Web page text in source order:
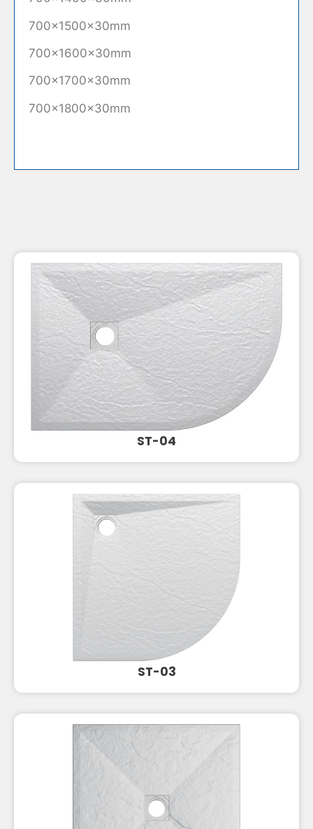
700×1500×30mm
700×1600×30mm
700×1700×30mm
700×1800×30mm
ST-04
ST-03